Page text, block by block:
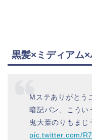
黒髪×ミディアム×
Mステありがとう
暗記パン、こうい
鬼大葉のりもまじ
pic.twitter.com/